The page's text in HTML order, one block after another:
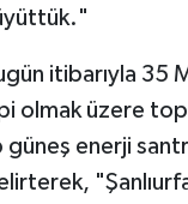
itibarıyla 35
olmak üzere
güneş enerji